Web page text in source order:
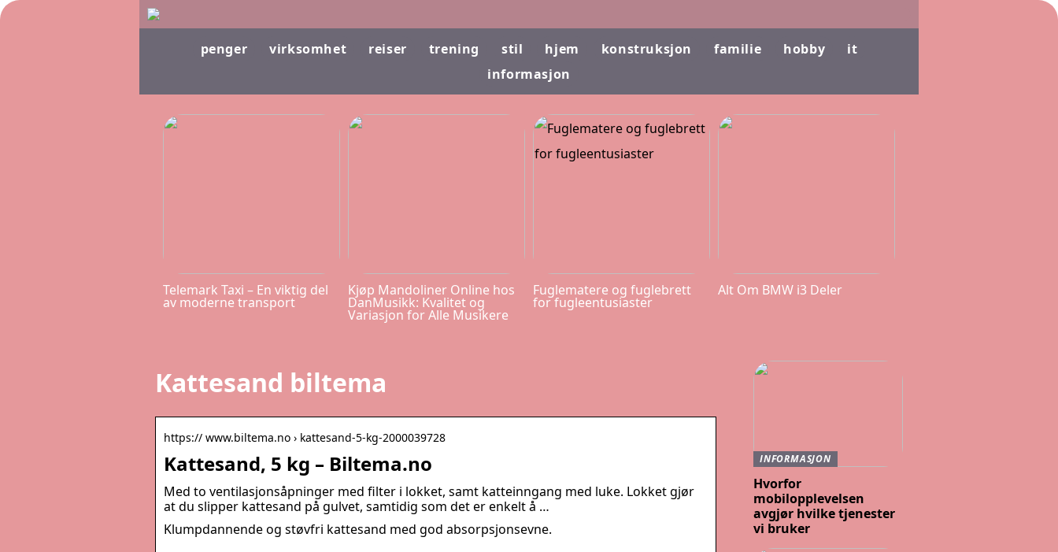
penger virksomhet reiser trening stil hjem konstruksjon familie hobby
it
informasjon
Telemark Taxi – En viktig del
av moderne transport
Kjøp Mandoliner Online hos
DanMusikk: Kvalitet og
Variasjon for Alle Musikere
Fuglematere og fuglebrett
for fugleentusiaster
Alt Om BMW i3 Deler
Kattesand biltema
https:// www.biltema.no › kattesand-5-kg-2000039728
Kattesand, 5 kg – Biltema.no
Med to ventilasjonsåpninger med filter i lokket, samt katteinngang med luke. Lokket gjør
at du slipper kattesand på gulvet, samtidig som det er enkelt å …
Klumpdannende og støvfri kattesand med god absorpsjonsevne.
INFORMASJON
Hvorfor
mobilopplevelsen
avgjør hvilke tjenester
vi bruker